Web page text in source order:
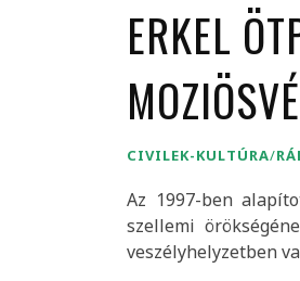
ERKEL
CIVILEK-KULTÚRA/
Az 1997-ben
szellemi
veszélyhelyzetben